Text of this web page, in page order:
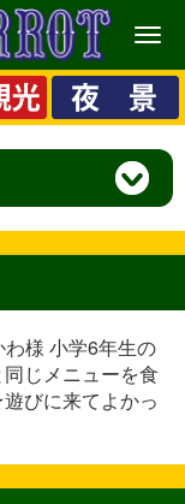
メ
ニ
ュ
ー
様 小学6年生の
じメニューを食
びに来てよかっ